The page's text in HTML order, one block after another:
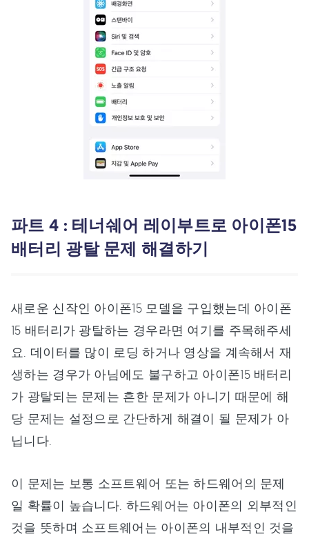
파트 4 : 테너쉐어 레이부트로 아이폰15
배터리 광탈 문제 해결하기
새로운 신작인 아이폰15 모델을 구입했는데 아이폰
15 배터리가 광탈하는 경우라면 여기를 주목해주세
요. 데이터를 많이 로딩 하거나 영상을 계속해서 재
생하는 경우가 아님에도 불구하고 아이폰15 배터리
가 광탈되는 문제는 흔한 문제가 아니기 때문에 해
당 문제는 설정으로 간단하게 해결이 될 문제가 아
닙니다.
이 문제는 보통 소프트웨어 또는 하드웨어의 문제
일 확률이 높습니다. 하드웨어는 아이폰의 외부적인
것을 뜻하며 소프트웨어는 아이폰의 내부적인 것을